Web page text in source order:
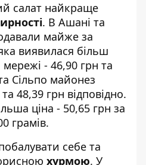
салат найкраще
. В Ашані та
майже за
виявилася більш
- 46,90 грн та
Сільпо майонез
48,39 грн відповідно.
ціна - 50,65 грн за
грамів.
себе та
хурмою. У